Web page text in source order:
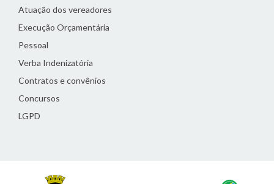
Atuação dos vereadores
Execução Orçamentária
Pessoal
Verba Indenizatória
Contratos e convênios
Concursos
LGPD